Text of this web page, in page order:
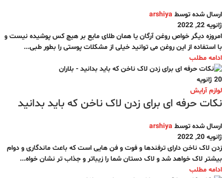
ارسال شده توسط arshiya
ژانویه 22, 2022
امروزه دیگر خواص روغن آرگان یا همان طلای مایع بر هیچ کس پوشیده نیست و
با استفاده از این روغن می توانید خیلی از مشکلات پوستی را بطور طبی...
ادامه مطلب
20 ژانویه
لوازم آرایش
نکات حرفه ای برای زدن لاک ناخن که باید بدانید
ارسال شده توسط arshiya
ژانویه 20, 2022
زدن لاک ناخن دارای ترفندها و فوت و فن هایی است که باعث ماندگاری و دوام
بیشتر لاک خواهد شد و لاک دستان شما را زیباتر و جذاب تر نشان خواه...
ادامه مطلب